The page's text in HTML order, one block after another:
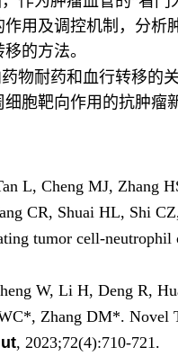
用及调控机制，分析
的方法。
物耐药和血行转移的
胞靶向作用的抗肿瘤
L, Cheng MJ, Zhang
CR, Shuai HL, Shi
tumor cell-neutrophil
W, Li H, Deng R,
Zhang DM*. Novel
, 2023;72(4):710-721.